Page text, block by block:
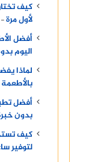
كيف
لأول مرة
أفضل
اليوم
لماذا
أفضل
بدون
كيف
لتوفير